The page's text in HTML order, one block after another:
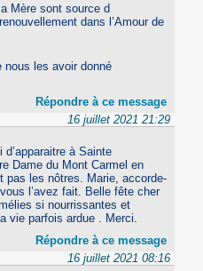
Mère sont source d
dans l’Amour de
nous les avoir donné
Répondre à ce message
16 juillet 2021 21:29
à Sainte
Dame du Mont Carmel en
pas les nôtres. Marie, accorde-
l’avez fait. Belle fête cher
si nourrissantes et
vie parfois ardue . Merci.
Répondre à ce message
16 juillet 2021 08:16